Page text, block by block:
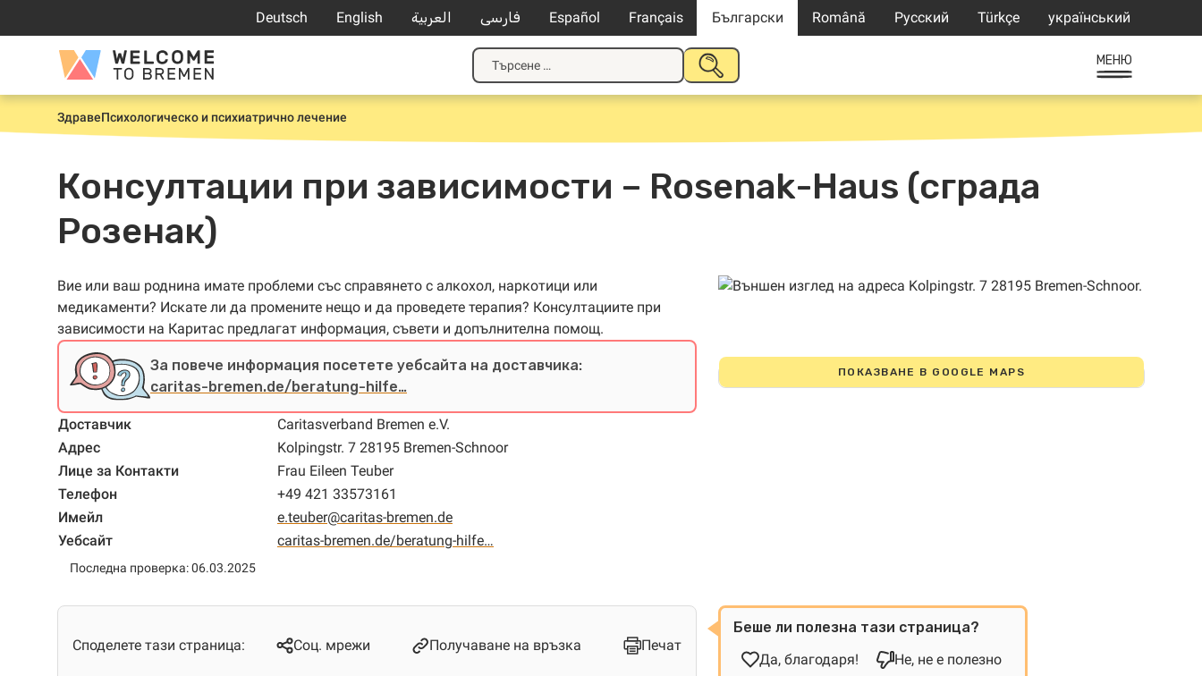
съдържанието
Deutsch English العربية فارسی Español Français Български Română Русский Türkçe український
Welcome
to
Bremen
Търсене
за:
ПОДАВАНЕ
МЕНЮ
Начало
ЗдравеПсихологическо и психиатрично лечение
Консултации при зависимости – Rosenak-Haus (сграда
Розенак)
Вие или ваш роднина имате проблеми със справянето с алкохол, наркотици или
медикаменти? Искате ли да промените нещо и да проведете терапия? Консултациите при
зависимости на Каритас предлагат информация, съвети и допълнителна помощ.
За повече информация посетете уебсайта на доставчика:
caritas-bremen.de/beratung-hilfe…
Доставчик
Caritasverband Bremen e.V.
Адрес
Kolpingstr. 7 28195 Bremen-Schnoor
Лице за Контакти
Frau Eileen Teuber
Телефон
+49 421 33573161
Имейл
e.teuber@caritas-bremen.de
Уебсайт
caritas-bremen.de/beratung-hilfe…
Последна проверка: 06.03.2025
ПОКАЗВАНЕ В GOOGLE MAPS
Споделете тази страница: Соц. мрежи Получаване на връзка Печат
Беше ли полезна тази страница?
Да, благодаря!
Не, не е полезно